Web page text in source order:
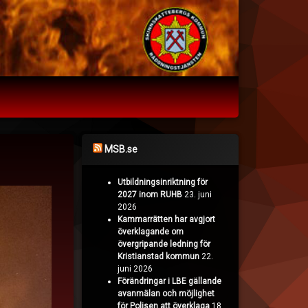
MSB.se
Utbildningsinriktning för
2027 inom RUHB 23. juni
2026
Kammarrätten har avgjort
överklagande om
övergripande ledning för
Kristianstad kommun 22.
juni 2026
Förändringar i LBE gällande
avanmälan och möjlighet
för Polisen att överklaga 18.